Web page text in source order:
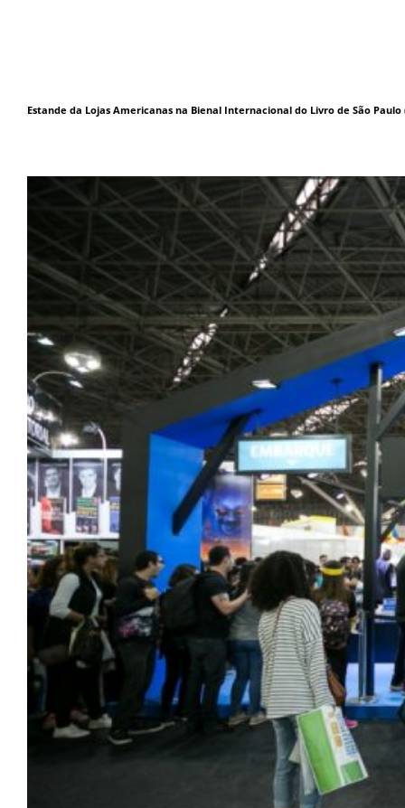
Estande da Lojas Americanas na Bienal Internacional do Livro de São